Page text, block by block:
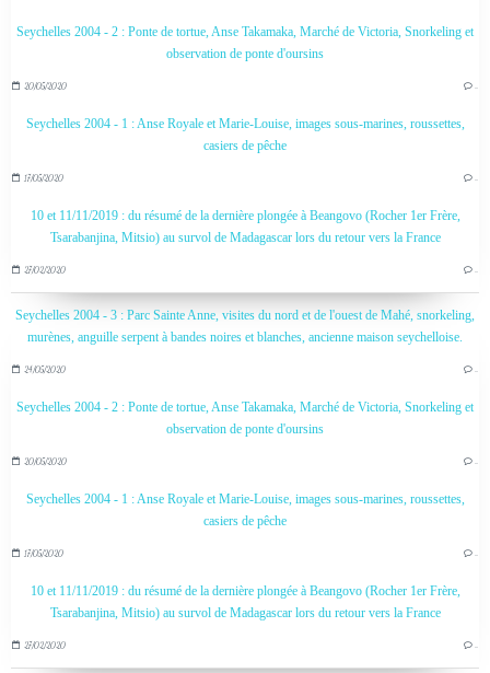
Seychelles 2004 - 2 : Ponte de tortue, Anse Takamaka, Marché de Victoria, Snorkeling et
observation de ponte d'oursins
20/05/2020 …
Seychelles 2004 - 1 : Anse Royale et Marie-Louise, images sous-marines, roussettes,
casiers de pêche
17/05/2020 …
10 et 11/11/2019 : du résumé de la dernière plongée à Beangovo (Rocher 1er Frère,
Tsarabanjina, Mitsio) au survol de Madagascar lors du retour vers la France
27/02/2020 …
Seychelles 2004 - 3 : Parc Sainte Anne, visites du nord et de l'ouest de Mahé, snorkeling,
murènes, anguille serpent à bandes noires et blanches, ancienne maison seychelloise.
24/05/2020 …
Seychelles 2004 - 2 : Ponte de tortue, Anse Takamaka, Marché de Victoria, Snorkeling et
observation de ponte d'oursins
20/05/2020 …
Seychelles 2004 - 1 : Anse Royale et Marie-Louise, images sous-marines, roussettes,
casiers de pêche
17/05/2020 …
10 et 11/11/2019 : du résumé de la dernière plongée à Beangovo (Rocher 1er Frère,
Tsarabanjina, Mitsio) au survol de Madagascar lors du retour vers la France
27/02/2020 …